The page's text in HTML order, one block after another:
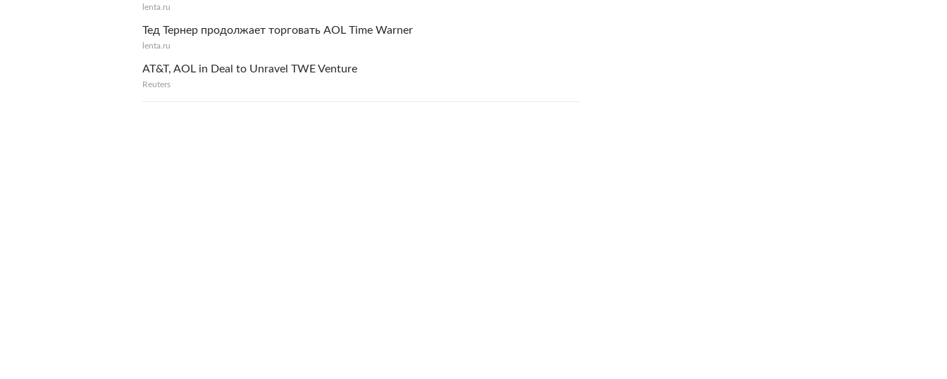
lenta.ru
Тед Тернер продолжает торговать AOL Time Warner
lenta.ru
AT&T, AOL in Deal to Unravel TWE Venture
Reuters